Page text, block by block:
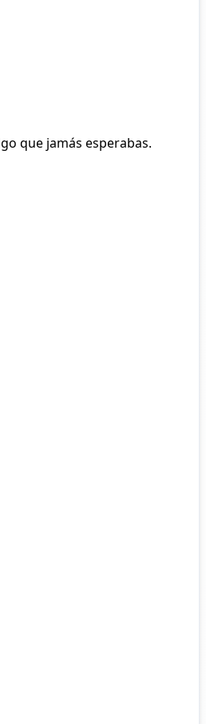
que jamás esperabas.